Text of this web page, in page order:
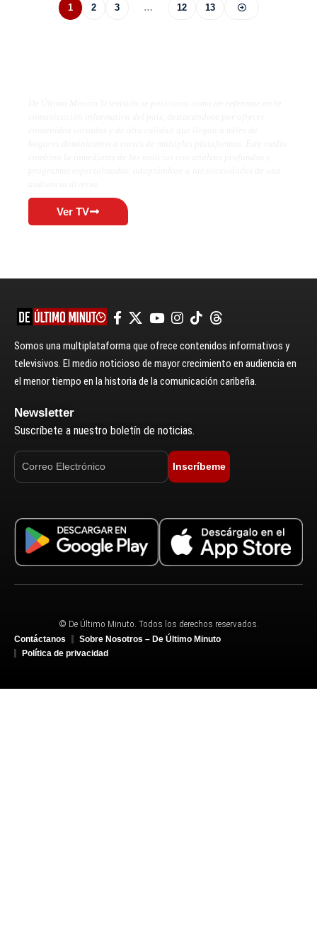
1 2 3 … 12 13
Ver TV
Somos una multiplataforma que ofrece contenidos informativos y
televisivos. El medio noticioso de mayor crecimiento en audiencia en
el menor tiempo en la historia de la comunicación caribeña.
Newsletter
Suscríbete a nuestro boletín de noticias.
Inscríbeme
© De Último Minuto. Todos los derechos reservados.
Contáctanos
Sobre Nosotros – De Último Minuto
Política de privacidad